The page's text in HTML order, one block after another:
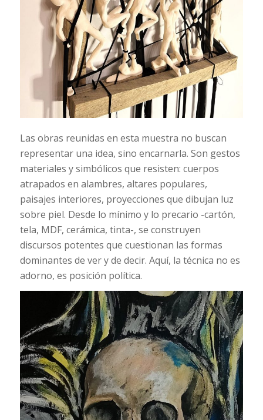
Las obras reunidas en esta muestra no buscan
representar una idea, sino encarnarla. Son gestos
materiales y simbólicos que resisten: cuerpos
atrapados en alambres, altares populares,
paisajes interiores, proyecciones que dibujan luz
sobre piel. Desde lo mínimo y lo precario -cartón,
tela, MDF, cerámica, tinta-, se construyen
discursos potentes que cuestionan las formas
dominantes de ver y de decir. Aquí, la técnica no es
adorno, es posición política.